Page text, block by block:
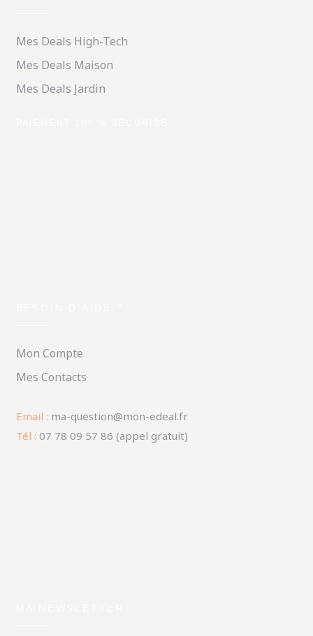
Mes Deals High-Tech
Mes Deals Maison
Mes Deals Jardin
Mon Compte
Mes Contacts
Email : ma-question@mon-edeal.fr
Tél : 07 78 09 57 86 (appel gratuit)